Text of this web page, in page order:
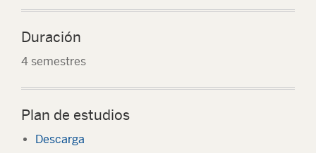
Duración
4 semestres
Plan de estudios
Descarga